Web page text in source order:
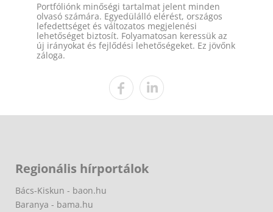
Portfóliónk minőségi tartalmat jelent minden
olvasó számára. Egyedülálló elérést, országos
lefedettséget és változatos megjelenési
lehetőséget biztosít. Folyamatosan keressük az
új irányokat és fejlődési lehetőségeket. Ez jövőnk
záloga.
Regionális hírportálok
Bács-Kiskun - baon.hu
Baranya - bama.hu